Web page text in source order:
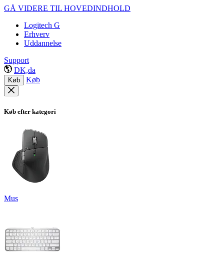
GÅ VIDERE TIL HOVEDINDHOLD
Logitech G
Erhverv
Uddannelse
Support
DK,da
Køb Køb
Køb efter kategori
Mus